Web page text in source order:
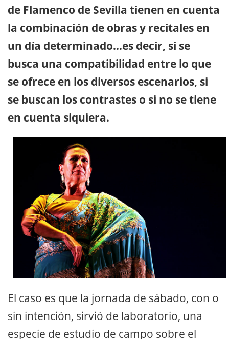
de Flamenco de Sevilla tienen en cuenta
la combinación de obras y recitales en
un día determinado…es decir, si se
busca una compatibilidad entre lo que
se ofrece en los diversos escenarios, si
se buscan los contrastes o si no se tiene
en cuenta siquiera.
El caso es que la jornada de sábado, con o
sin intención, sirvió de laboratorio, una
especie de estudio de campo sobre el